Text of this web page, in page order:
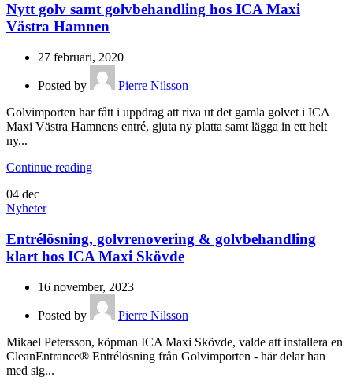
Nytt golv samt golvbehandling hos ICA Maxi
Västra Hamnen
27 februari, 2020
Posted by
Pierre Nilsson
Golvimporten har fått i uppdrag att riva ut det gamla golvet i ICA
Maxi Västra Hamnens entré, gjuta ny platta samt lägga in ett helt
ny...
Continue reading
04 dec
Nyheter
Entrélösning, golvrenovering & golvbehandling
klart hos ICA Maxi Skövde
16 november, 2023
Posted by
Pierre Nilsson
Mikael Petersson, köpman ICA Maxi Skövde, valde att installera en
CleanEntrance® Entrélösning från Golvimporten - här delar han
med sig...